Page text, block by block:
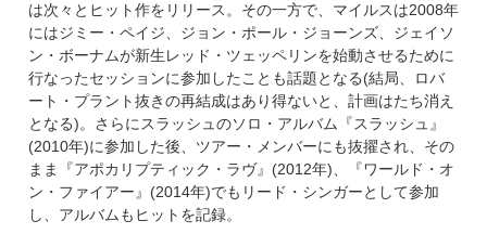
は次々とヒット作をリリース。その一方で、マイルスは2008年
にはジミー・ペイジ、ジョン・ポール・ジョーンズ、ジェイソ
ン・ボーナムが新生レッド・ツェッペリンを始動させるために
行なったセッションに参加したことも話題となる(結局、ロバ
ート・プラント抜きの再結成はあり得ないと、計画はたち消え
となる)。さらにスラッシュのソロ・アルバム『スラッシュ』
(2010年)に参加した後、ツアー・メンバーにも抜擢され、その
まま『アポカリプティック・ラヴ』(2012年)、『ワールド・オ
ン・ファイアー』(2014年)でもリード・シンガーとして参加
し、アルバムもヒットを記録。